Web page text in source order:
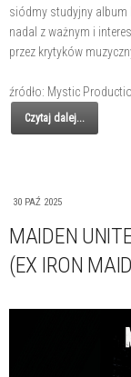
siódmy studyjny album
nadal z ważnym i
przez krytyków
źródło: Mystic
Czytaj dalej...
30 PAŹ 2025
MAIDEN
(EX IRON